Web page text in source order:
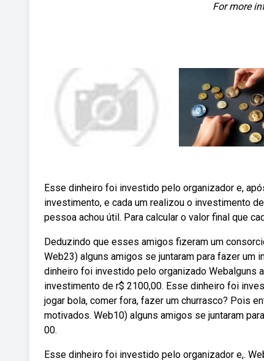
For more
Esse dinheiro foi investido pelo organizador e,
investimento, e cada um realizou o investimento
pessoa achou útil. Para calcular o valor final que
Deduzindo que esses amigos fizeram um
Web23) alguns amigos se juntaram para fazer
dinheiro foi investido pelo organizado Webalguns
investimento de r$ 2100,00. Esse dinheiro foi
jogar bola, comer fora, fazer um churrasco? Pois
motivados. Web10) alguns amigos se juntaram
00.
Esse dinheiro foi investido pelo organizador e,.